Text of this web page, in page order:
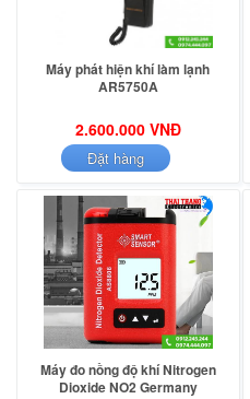
Máy phát hiện khí làm lạnh
AR5750A
2.600.000 VNĐ
Đặt hàng
Máy đo nồng độ khí Nitrogen
Dioxide NO2 Germany